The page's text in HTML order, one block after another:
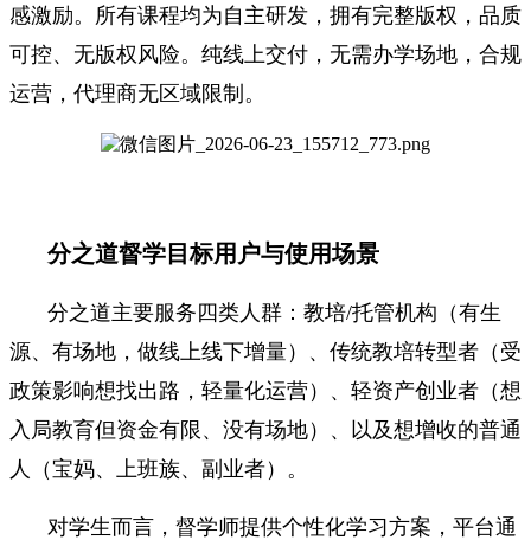
感激励。所有课程均为自主研发，拥有完整版权，品质
可控、无版权风险。纯线上交付，无需办学场地，合规
运营，代理商无区域限制。
分之道督学目标用户与使用场景
分之道主要服务四类人群：教培/托管机构（有生
源、有场地，做线上线下增量）、传统教培转型者（受
政策影响想找出路，轻量化运营）、轻资产创业者（想
入局教育但资金有限、没有场地）、以及想增收的普通
人（宝妈、上班族、副业者）。
对学生而言，督学师提供个性化学习方案，平台通